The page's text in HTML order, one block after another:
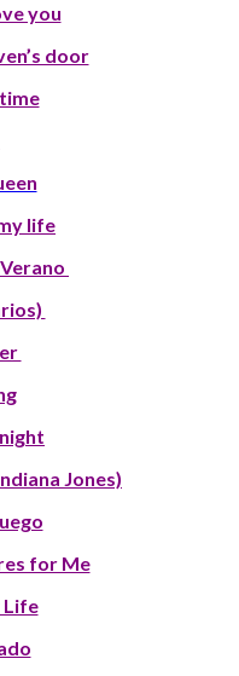
you
door
life
Jones)
for Me
Life